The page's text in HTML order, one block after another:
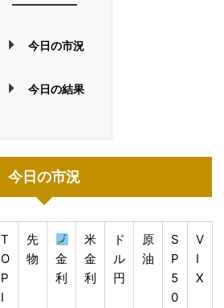
今日の市況
今日の結果
今日の市況
T
O
P
I
先
物
金
利
米
金
利
ド
ル
円
原
油
S
P
5
0
V
I
X